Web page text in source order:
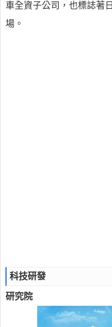
車全資子公司，也標誌著
場。
科技研發
研究院